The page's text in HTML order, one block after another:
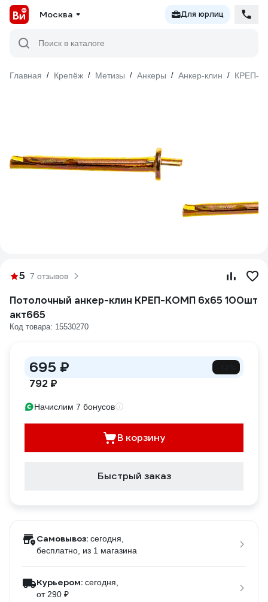
Москва Для юрлиц
Поиск в каталоге
Главная / Крепёж / Метизы / Анкеры / Анкер-клин / КРЕП-
5 7 отзывов
Потолочный анкер-клин КРЕП-КОМП 6х65 100шт
акт665
Код товара: 15530270
695 ₽
792 ₽
Начислим 7 бонусов
В корзину
Быстрый заказ
Самовывоз: сегодня,
бесплатно , из 1 магазина
Курьером: сегодня,
от 290 ₽